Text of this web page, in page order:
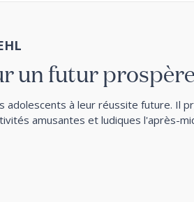
un futur
adolescents à leur réussite future. Il
amusantes et ludiques l'après-